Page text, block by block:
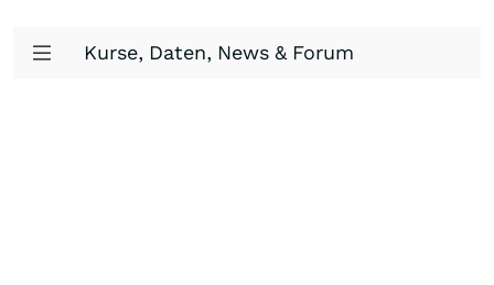
Kurse, Daten, News & Forum